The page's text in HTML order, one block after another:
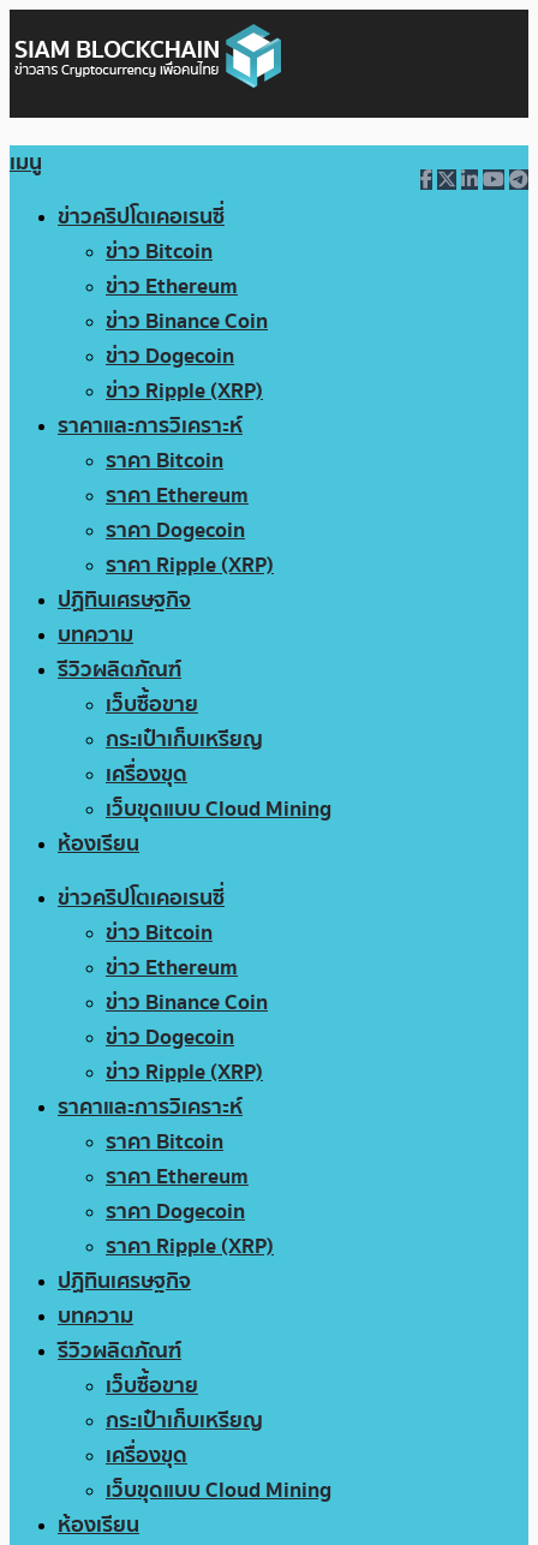
เมนู
ข่าวคริปโตเคอเรนซี่
ข่าว Bitcoin
ข่าว Ethereum
ข่าว Binance Coin
ข่าว Dogecoin
ข่าว Ripple (XRP)
ราคาและการวิเคราะห์
ราคา Bitcoin
ราคา Ethereum
ราคา Dogecoin
ราคา Ripple (XRP)
ปฏิทินเศรษฐกิจ
บทความ
รีวิวผลิตภัณฑ์
เว็บซื้อขาย
กระเป๋าเก็บเหรียญ
เครื่องขุด
เว็บขุดแบบ Cloud Mining
ห้องเรียน
ข่าวคริปโตเคอเรนซี่
ข่าว Bitcoin
ข่าว Ethereum
ข่าว Binance Coin
ข่าว Dogecoin
ข่าว Ripple (XRP)
ราคาและการวิเคราะห์
ราคา Bitcoin
ราคา Ethereum
ราคา Dogecoin
ราคา Ripple (XRP)
ปฏิทินเศรษฐกิจ
บทความ
รีวิวผลิตภัณฑ์
เว็บซื้อขาย
กระเป๋าเก็บเหรียญ
เครื่องขุด
เว็บขุดแบบ Cloud Mining
ห้องเรียน